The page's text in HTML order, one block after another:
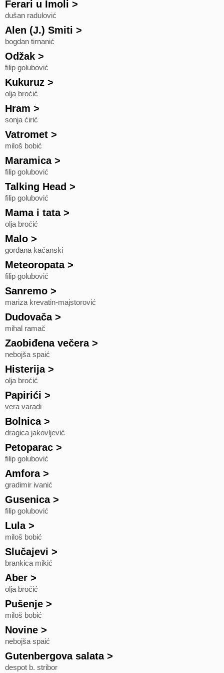
Ferari u Imoli >
dušan radulović
Alen (J.) Smiti >
bogdan tirnanić
Odžak >
filip golubović
Kukuruz >
olja broćić
Hram >
sonja ćirić
Vatromet >
miloš bobić
Maramica>
filip golubović
Talking Head >
filip golubović
Mama i tata>
olja broćić
Malo >
gordana kaćanski
Meteoropata>
filip golubović
Sanremo >
mariza krevatin-majstorović
Dudovača>
mihal ramač
Zaobiđena večera>
nebojša spaić
Histerija>
olja broćić
Papirići >
vera varadi
Bolnica>
dragica jakovljević
Petoparac >
filip golubović
Amfora>
gradimir ivanić
Gusenica>
filip golubović
Lula>
miloš bobić
Slučajevi >
brankica mikić
Aber >
olja broćić
Pušenje >
miloš bobić
Novine >
nebojša spaić
Gutenbergova salata>
despot b. stribor